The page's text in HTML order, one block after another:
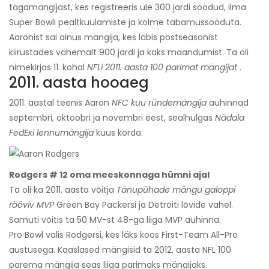
tagamängijast, kes registreeris üle 300 jardi söödud, ilma
Super Bowli pealtkuulamiste ja kolme tabamussööduta.
Aaronist sai ainus mängija, kes läbis postseasonist
kiirustades vähemalt 900 jardi ja kaks maandumist. Ta oli
nimekirjas 11. kohal NFLi 2011. aasta 100 parimat mängijat.
2011. aasta hooaeg
2011. aastal teenis Aaron NFC kuu ründemängija auhinnad
septembri, oktoobri ja novembri eest, sealhulgas Nädala
FedExi lennumängija kuus korda.
Rodgers # 12 oma meeskonnaga hümni ajal
Ta oli ka 2011. aasta võitja Tänupühade mängu galoppi
rööviv MVP Green Bay Packersi ja Detroiti lõvide vahel.
Samuti võitis ta 50 MV-st 48-ga liiga MVP auhinna.
Pro Bowl valis Rodgersi, kes läks koos First-Team All-Pro
austusega. Kaaslased mängisid ta 2012. aasta NFL 100
parema mängija seas liiga parimaks mängijaks.